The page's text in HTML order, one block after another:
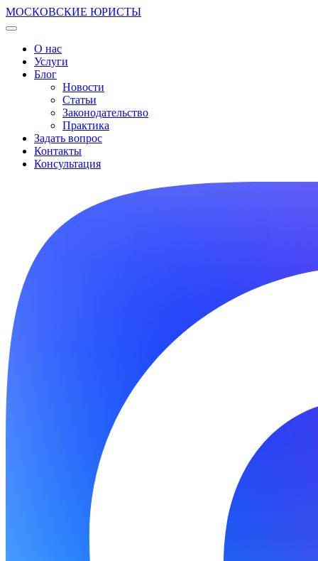
МОСКОВСКИЕ ЮРИСТЫ
О нас
Услуги
Блог
Новости
Статьи
Законодательство
Практика
Задать вопрос
Контакты
Консультация